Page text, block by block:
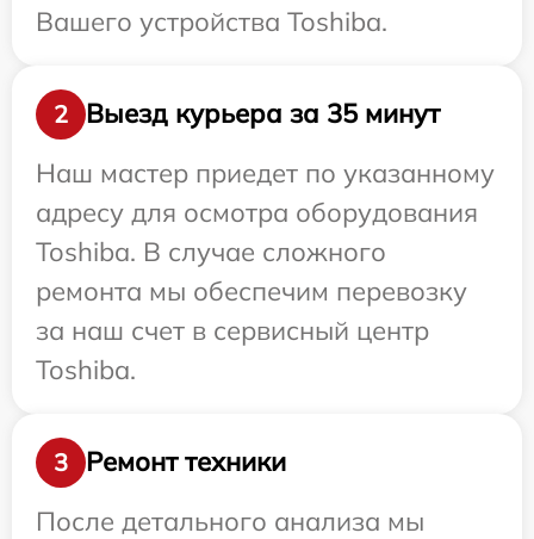
Вашего устройства Toshiba.
2
Выезд курьера за 35 минут
Наш мастер приедет по указанному
адресу для осмотра оборудования
Toshiba. В случае сложного
ремонта мы обеспечим перевозку
за наш счет в сервисный центр
Toshiba.
3
Ремонт техники
После детального анализа мы